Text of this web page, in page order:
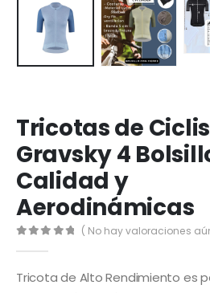
Tricotas de
Gravsky 4
Calidad y
Aerodinámicas
( No hay valoraciones
Tricota de Alto Rendimiento es